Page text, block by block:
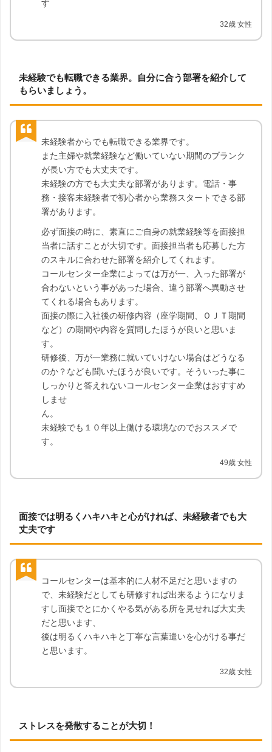
す
32歳 女性
未経験でも転職できる業界。自分に合う部署を紹介して
もらいましょう。
未経験者からでも転職できる業界です。
また主婦や就業経験など働いていない期間のブランク
が長い方でも大丈夫です。
未経験の方でも大丈夫な部署があります。電話・事
務・接客未経験者で初心者から業務スタートできる部
署があります。
必ず面接の時に、素直にご自身の就業経験等を面接担
当者に話すことが大切です。面接担当者も応募した方
のスキルに合わせた部署を紹介してくれます。
コールセンター企業によっては万が一、入った部署が
合わないという事があった場合、違う部署へ異動させ
てくれる場合もあります。
面接の際に入社後の研修内容（座学期間、ＯＪＴ期間
など）の期間や内容を質問したほうが良いと思いま
す。
研修後、万が一業務に就いていけない場合はどうなる
のか？なども聞いたほうが良いです。そういった事に
しっかりと答えれないコールセンター企業はおすすめ
しませ
ん。
未経験でも１０年以上働ける環境なのでおススメで
す。
49歳 女性
面接では明るくハキハキと心がければ、未経験者でも大
丈夫です
コールセンターは基本的に人材不足だと思いますの
で、未経験だとしても研修すれば出来るようになりま
すし面接でとにかくやる気がある所を見せれば大丈夫
だと思います、
後は明るくハキハキと丁寧な言葉遣いを心がける事だ
と思います。
32歳 女性
ストレスを発散することが大切！